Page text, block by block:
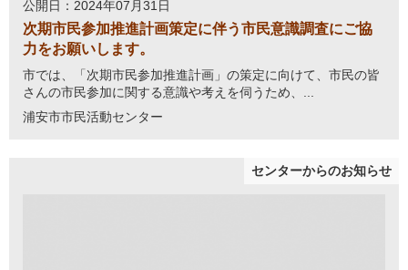
公開日：2024年07月31日
次期市民参加推進計画策定に伴う市民意識調査にご協
力をお願いします。
市では、「次期市民参加推進計画」の策定に向けて、市民の皆
さんの市民参加に関する意識や考えを伺うため、...
浦安市市民活動センター
センターからのお知らせ